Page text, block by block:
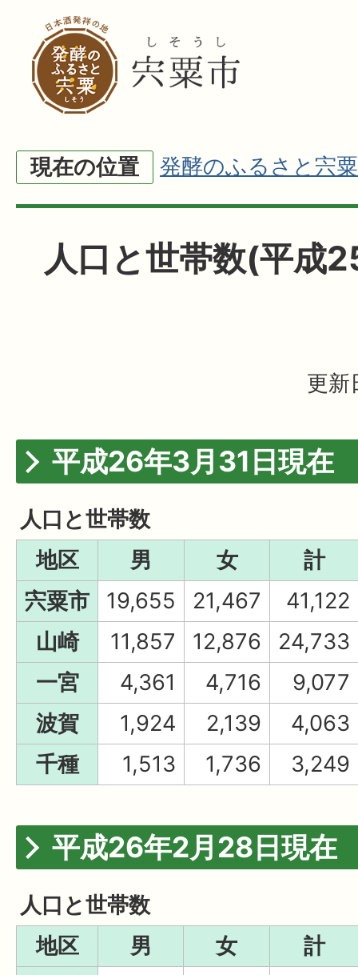
現在の位置 発酵のふるさと宍粟
人口と世帯数(平成
更新
平成26年3月31日現在
人口と世帯数
地区
男 女
計
宍粟市
19,655 21,467
41,122
山崎
11,857 12,876
24,733
一宮
4,361 4,716
9,077
波賀
1,924 2,139
4,063
千種
1,513 1,736 3,249
平成26年2月28日現在
人口と世帯数
地区
男 女
計